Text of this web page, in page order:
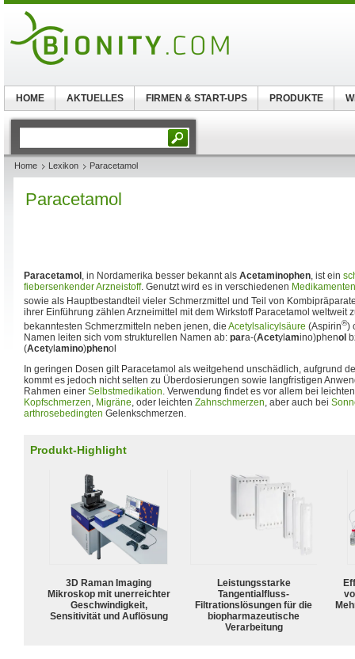
Home Lexikon Paracetamol
Paracetamol
Paracetamol , in Nordamerika besser bekannt als Acetaminophen, ist ein
fiebersenkenderArzneistoff. Genutzt wird es in verschiedenen Medikamenten
sowie als Hauptbestandteil vieler Schmerzmittel und Teil von
ihrer Einführung zählen Arzneimittel mit dem Wirkstoff Paracetamol weltweit
bekanntesten Schmerzmitteln neben jenen, die Acetylsalicylsäure (Aspirin®)
Namen leiten sich vom strukturellen Namen ab: para-(Acetyl amino)phenol
(Acetyl amino)phenol
In geringen Dosen gilt Paracetamol als weitgehend unschädlich, aufgrund
kommt es jedoch nicht selten zu Überdosierungen sowie langfristigen
Rahmen einer Selbstmedikation. Verwendung findet es vor allem bei
Kopfschmerzen, Migräne, oder leichten Zahnschmerzen, aber auch bei
arthrosebedingten Gelenkschmerzen.
Produkt-Highlight
3D Raman Imaging
Mikroskop mit unerreichter
Geschwindigkeit,
Sensitivität und Auflösung
Leistungsstarke
Tangentialfluss-
Filtrationslösungen für die
biopharmazeutische
Verarbeitung
HOME AKTUELLES FIRMEN & START-UPS PRODUKTE